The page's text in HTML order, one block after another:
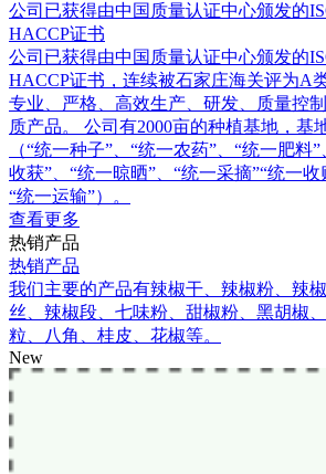
公司已获得由中国质量认证中心颁发的
HACCP证书
公司已获得由中国质量认证中心颁发的
HACCP证书，连续被石家庄海关评为A
专业、严格、高效生产、研发、质量控
质产品。 公司有2000亩的种植基地，基
（“统一种子”、“统一农药”、“统一肥料
收获”、“统一晾晒”、“统一采摘”“统一收
“统一运输”）。
查看更多
热销产品
热销产品
我们主要的产品有辣椒干、辣椒粉、辣
丝、辣椒段、七味粉、甜椒粉、黑胡椒
粒、八角、桂皮、花椒等。
New